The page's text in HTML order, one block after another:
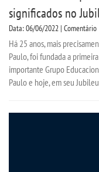
TECNOLÓGICOS
VESTIBULAR
INSCREVA-SE
significados no
Data: 06/06/2022 | Comentário
Há 25 anos, mais
Paulo, foi fundada a
importante Grupo
Paulo e hoje, em seu